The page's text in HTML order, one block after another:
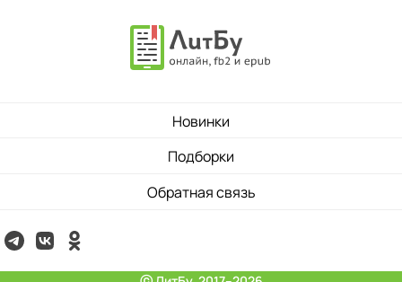
Новинки
Подборки
Обратная связь